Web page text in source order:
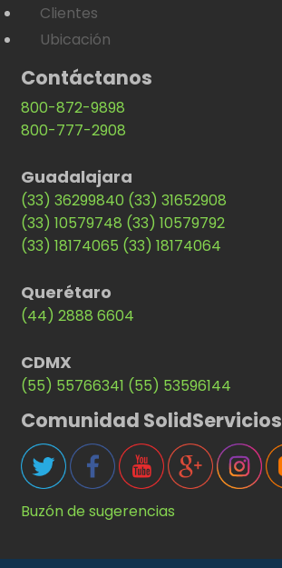
Clientes
Ubicación
Contáctanos
800-872-9898
800-777-2908
Guadalajara
(33) 36299840 (33) 31652908
(33) 10579748 (33) 10579792
(33) 18174065 (33) 18174064
Querétaro
(44) 2888 6604
CDMX
(55) 55766341 (55) 53596144
Comunidad SolidServicios
Buzón de sugerencias